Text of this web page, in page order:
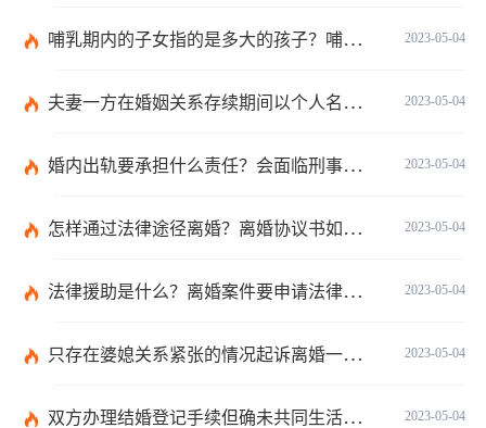
2023-05-04
哺乳期内的子女指的是多大的孩子？哺乳期父亲怎么争到孩子的抚养权？
2023-05-04
夫妻一方在婚姻关系存续期间以个人名义超出家庭日常生活需要所负的债务不属于夫妻共同债务吗？
2023-05-04
婚内出轨要承担什么责任？会面临刑事处罚吗？
2023-05-04
怎样通过法律途径离婚？离婚协议书如何书写？
2023-05-04
法律援助是什么？离婚案件要申请法律援助的范围是什么？
2023-05-04
只存在婆媳关系紧张的情况起诉离婚一般是不会判离的吗？离婚调解书的法律效力怎么样？
2023-05-04
双方办理结婚登记手续但确未共同生活当事人可以请求返还给付的彩礼吗？